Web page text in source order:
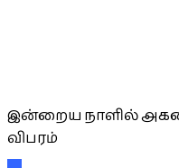
இன்றைய நாளில்
விபரம்